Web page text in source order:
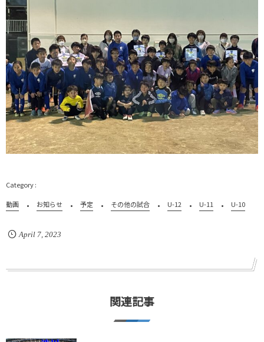
動画 お知らせ 予定 その他の試合 U-12 U-11 U-10
April 7, 2023
関連記事